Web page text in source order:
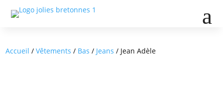
a
Accueil /Vêtements / Bas / Jeans / Jean Adèle